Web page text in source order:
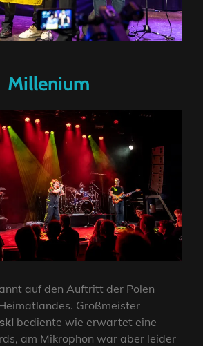
Millenium
auf den Auftritt der Polen
Großmeister
bediente wie erwartet eine
am Mikrophon war aber leider